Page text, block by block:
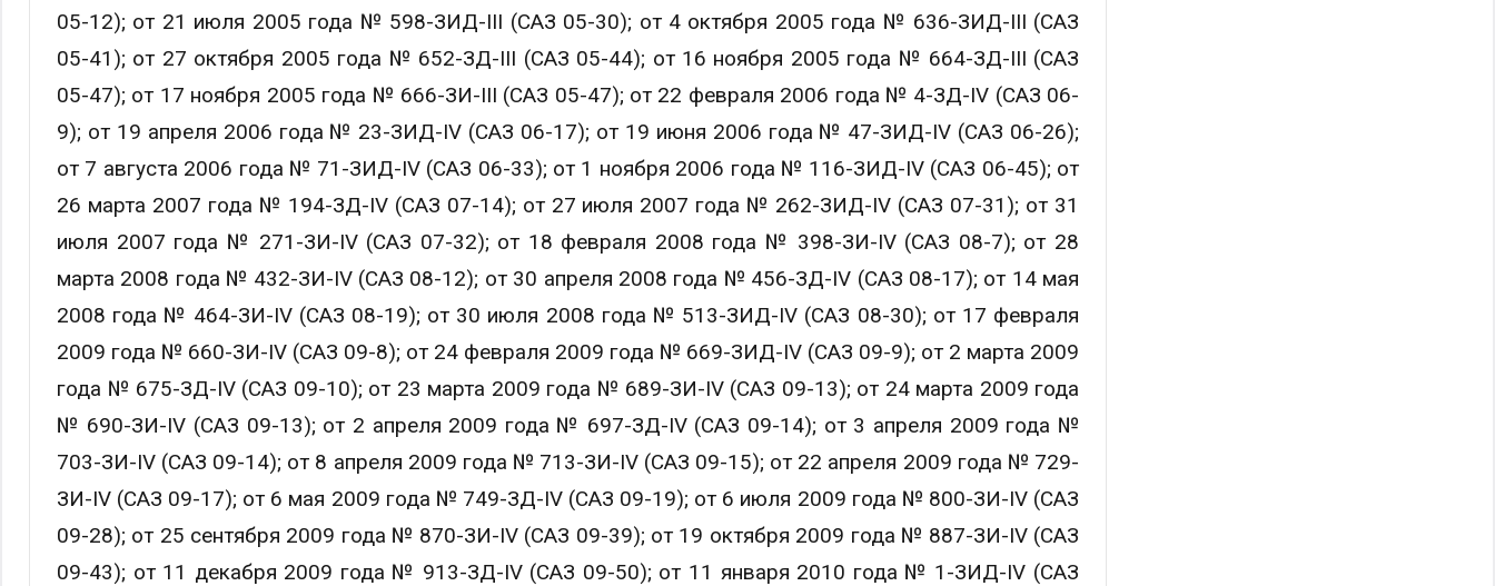
05-12); от 21 июля 2005 года № 598-ЗИД-III (САЗ 05-30); от 4 октября 2005 года № 636-ЗИД-III (САЗ
05-41); от 27 октября 2005 года № 652-ЗД-III (САЗ 05-44); от 16 ноября 2005 года № 664-ЗД-III (САЗ
05-47); от 17 ноября 2005 года № 666-ЗИ-III (САЗ 05-47); от 22 февраля 2006 года № 4-ЗД-IV (САЗ 06-
9); от 19 апреля 2006 года № 23-ЗИД-IV (САЗ 06-17); от 19 июня 2006 года № 47-ЗИД-IV (САЗ 06-26);
от 7 августа 2006 года № 71-ЗИД-IV (САЗ 06-33); от 1 ноября 2006 года № 116-ЗИД-IV (САЗ 06-45); от
26 марта 2007 года № 194-ЗД-IV (САЗ 07-14); от 27 июля 2007 года № 262-ЗИД-IV (САЗ 07-31); от 31
июля 2007 года № 271-ЗИ-IV (САЗ 07-32); от 18 февраля 2008 года № 398-ЗИ-IV (САЗ 08-7); от 28
марта 2008 года № 432-ЗИ-IV (САЗ 08-12); от 30 апреля 2008 года № 456-ЗД-IV (САЗ 08-17); от 14 мая
2008 года № 464-ЗИ-IV (САЗ 08-19); от 30 июля 2008 года № 513-ЗИД-IV (САЗ 08-30); от 17 февраля
2009 года № 660-ЗИ-IV (САЗ 09-8); от 24 февраля 2009 года № 669-ЗИД-IV (САЗ 09-9); от 2 марта 2009
года № 675-ЗД-IV (САЗ 09-10); от 23 марта 2009 года № 689-ЗИ-IV (САЗ 09-13); от 24 марта 2009 года
№ 690-ЗИ-IV (САЗ 09-13); от 2 апреля 2009 года № 697-ЗД-IV (САЗ 09-14); от 3 апреля 2009 года №
703-ЗИ-IV (САЗ 09-14); от 8 апреля 2009 года № 713-ЗИ-IV (САЗ 09-15); от 22 апреля 2009 года № 729-
ЗИ-IV (САЗ 09-17); от 6 мая 2009 года № 749-ЗД-IV (САЗ 09-19); от 6 июля 2009 года № 800-ЗИ-IV (САЗ
09-28); от 25 сентября 2009 года № 870-ЗИ-IV (САЗ 09-39); от 19 октября 2009 года № 887-ЗИ-IV (САЗ
09-43); от 11 декабря 2009 года № 913-ЗД-IV (САЗ 09-50); от 11 января 2010 года № 1-ЗИД-IV (САЗ